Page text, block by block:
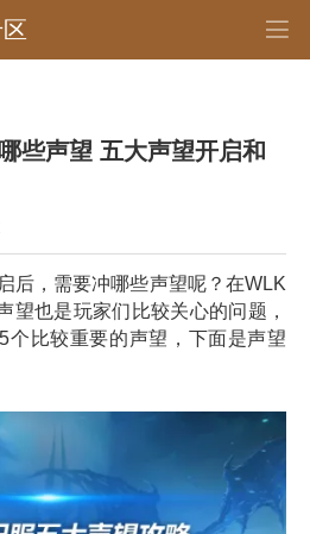
>
些声望 五大声望开启和
后，需要冲哪些声望呢？在WLK
望也是玩家们比较关心的问题，
个比较重要的声望，下面是声望